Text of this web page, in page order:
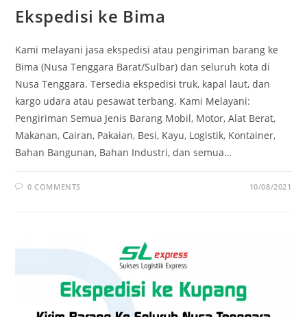
Ekspedisi ke Bima
Kami melayani jasa ekspedisi atau pengiriman barang ke
Bima (Nusa Tenggara Barat/Sulbar) dan seluruh kota di
Nusa Tenggara. Tersedia ekspedisi truk, kapal laut, dan
kargo udara atau pesawat terbang. Kami Melayani:
Pengiriman Semua Jenis Barang Mobil, Motor, Alat Berat,
Makanan, Cairan, Pakaian, Besi, Kayu, Logistik, Kontainer,
Bahan Bangunan, Bahan Industri, dan semua…
0 COMMENTS 10/08/2021